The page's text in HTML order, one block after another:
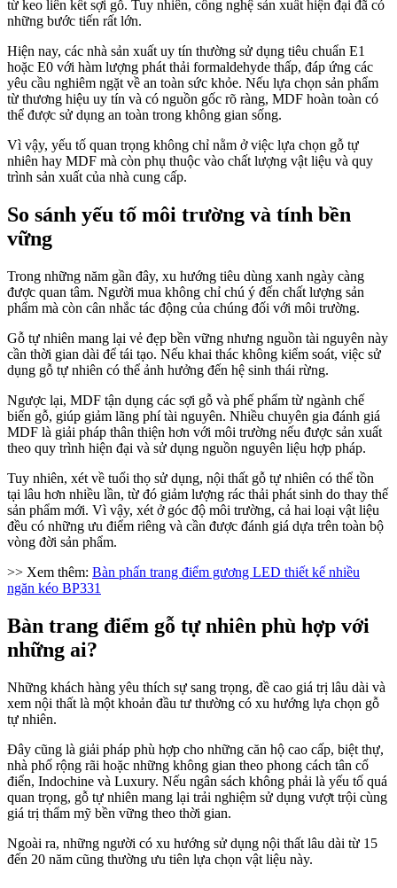
từ keo liên kết sợi gỗ. Tuy nhiên, công nghệ sản xuất hiện đại đã có
những bước tiến rất lớn.
Hiện nay, các nhà sản xuất uy tín thường sử dụng tiêu chuẩn E1
hoặc E0 với hàm lượng phát thải formaldehyde thấp, đáp ứng các
yêu cầu nghiêm ngặt về an toàn sức khỏe. Nếu lựa chọn sản phẩm
từ thương hiệu uy tín và có nguồn gốc rõ ràng, MDF hoàn toàn có
thể được sử dụng an toàn trong không gian sống.
Vì vậy, yếu tố quan trọng không chỉ nằm ở việc lựa chọn gỗ tự
nhiên hay MDF mà còn phụ thuộc vào chất lượng vật liệu và quy
trình sản xuất của nhà cung cấp.
So sánh yếu tố môi trường và tính bền
vững
Trong những năm gần đây, xu hướng tiêu dùng xanh ngày càng
được quan tâm. Người mua không chỉ chú ý đến chất lượng sản
phẩm mà còn cân nhắc tác động của chúng đối với môi trường.
Gỗ tự nhiên mang lại vẻ đẹp bền vững nhưng nguồn tài nguyên này
cần thời gian dài để tái tạo. Nếu khai thác không kiểm soát, việc sử
dụng gỗ tự nhiên có thể ảnh hưởng đến hệ sinh thái rừng.
Ngược lại, MDF tận dụng các sợi gỗ và phế phẩm từ ngành chế
biến gỗ, giúp giảm lãng phí tài nguyên. Nhiều chuyên gia đánh giá
MDF là giải pháp thân thiện hơn với môi trường nếu được sản xuất
theo quy trình hiện đại và sử dụng nguồn nguyên liệu hợp pháp.
Tuy nhiên, xét về tuổi thọ sử dụng, nội thất gỗ tự nhiên có thể tồn
tại lâu hơn nhiều lần, từ đó giảm lượng rác thải phát sinh do thay thế
sản phẩm mới. Vì vậy, xét ở góc độ môi trường, cả hai loại vật liệu
đều có những ưu điểm riêng và cần được đánh giá dựa trên toàn bộ
vòng đời sản phẩm.
>> Xem thêm: Bàn phấn trang điểm gương LED thiết kế nhiều
ngăn kéo BP331
Bàn trang điểm gỗ tự nhiên phù hợp với
những ai?
Những khách hàng yêu thích sự sang trọng, đề cao giá trị lâu dài và
xem nội thất là một khoản đầu tư thường có xu hướng lựa chọn gỗ
tự nhiên.
Đây cũng là giải pháp phù hợp cho những căn hộ cao cấp, biệt thự,
nhà phố rộng rãi hoặc những không gian theo phong cách tân cổ
điển, Indochine và Luxury. Nếu ngân sách không phải là yếu tố quá
quan trọng, gỗ tự nhiên mang lại trải nghiệm sử dụng vượt trội cùng
giá trị thẩm mỹ bền vững theo thời gian.
Ngoài ra, những người có xu hướng sử dụng nội thất lâu dài từ 15
đến 20 năm cũng thường ưu tiên lựa chọn vật liệu này.